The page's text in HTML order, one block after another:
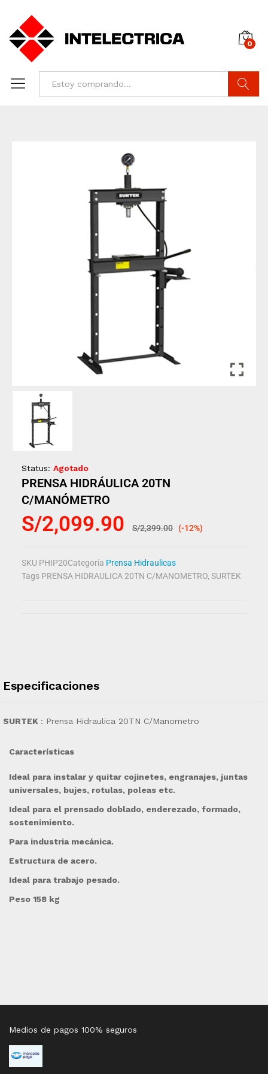
0
Status: Agotado
PRENSA HIDRÁULICA 20TN
C/MANÓMETRO
S/2,099.90 S/2,399.00 (-12%)
SKU PHIP20Categoría Prensa Hidraulicas
Tags PRENSA HIDRAULICA 20TN C/MANOMETRO,SURTEK
Especificaciones
SURTEK : Prensa Hidraulica 20TN C/Manometro
Características
Ideal para instalar y quitar cojinetes, engranajes, juntas
universales, bujes, rotulas, poleas etc.
Ideal para el prensado doblado, enderezado, formado,
sostenimiento.
Para industria mecánica.
Estructura de acero.
Ideal para trabajo pesado.
Peso 158 kg
Medios de pagos 100% seguros